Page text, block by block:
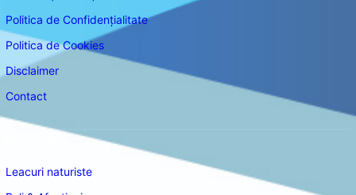
Politica de Confidențialitate
Politica de Cookies
Disclaimer
Contact
Leacuri naturiste